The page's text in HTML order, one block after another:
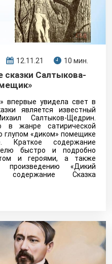
12.11.21 10 мин.
сказки Салтыкова-
впервые увидела свет в
является известный
Салтыков-Щедрин.
в жанре сатирической
глупом «диком» помещике
Краткое содержание
быстро и подробно
и героями, а также
«Дикий
содержание Сказка